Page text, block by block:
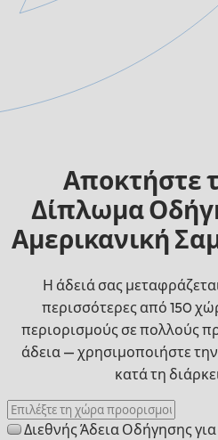
Αποκτήστε
Δίπλωμα
Αμερικανική
Η άδειά σας
περισσότερες από 150
περιορισμούς σε πολλούς
άδεια — χρησιμοποιήστε
κατά τη
Διεθνής Άδεια Οδήγησης